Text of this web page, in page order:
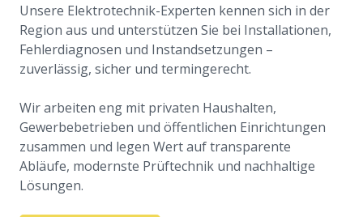
Unsere Elektrotechnik-Experten kennen sich in der
Region aus und unterstützen Sie bei Installationen,
Fehlerdiagnosen und Instandsetzungen –
zuverlässig, sicher und termingerecht.
Wir arbeiten eng mit privaten Haushalten,
Gewerbebetrieben und öffentlichen Einrichtungen
zusammen und legen Wert auf transparente
Abläufe, modernste Prüftechnik und nachhaltige
Lösungen.